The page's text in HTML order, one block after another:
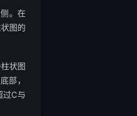
。在
图的
状图
部，
过C与